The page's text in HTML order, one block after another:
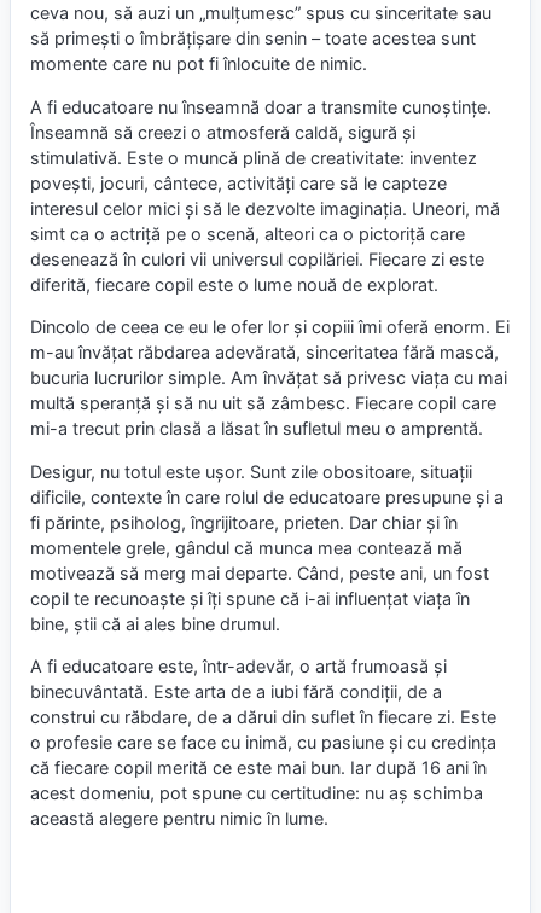
ceva nou, să auzi un „mulțumesc” spus cu sinceritate sau
să primești o îmbrățișare din senin – toate acestea sunt
momente care nu pot fi înlocuite de nimic.
A fi educatoare nu înseamnă doar a transmite cunoștințe.
Înseamnă să creezi o atmosferă caldă, sigură și
stimulativă. Este o muncă plină de creativitate: inventez
povești, jocuri, cântece, activități care să le capteze
interesul celor mici și să le dezvolte imaginația. Uneori, mă
simt ca o actriță pe o scenă, alteori ca o pictoriță care
desenează în culori vii universul copilăriei. Fiecare zi este
diferită, fiecare copil este o lume nouă de explorat.
Dincolo de ceea ce eu le ofer lor și copiii îmi oferă enorm. Ei
m-au învățat răbdarea adevărată, sinceritatea fără mască,
bucuria lucrurilor simple. Am învățat să privesc viața cu mai
multă speranță și să nu uit să zâmbesc. Fiecare copil care
mi-a trecut prin clasă a lăsat în sufletul meu o amprentă.
Desigur, nu totul este ușor. Sunt zile obositoare, situații
dificile, contexte în care rolul de educatoare presupune și a
fi părinte, psiholog, îngrijitoare, prieten. Dar chiar și în
momentele grele, gândul că munca mea contează mă
motivează să merg mai departe. Când, peste ani, un fost
copil te recunoaște și îți spune că i-ai influențat viața în
bine, știi că ai ales bine drumul.
A fi educatoare este, într-adevăr, o artă frumoasă și
binecuvântată. Este arta de a iubi fără condiții, de a
construi cu răbdare, de a dărui din suflet în fiecare zi. Este
o profesie care se face cu inimă, cu pasiune și cu credința
că fiecare copil merită ce este mai bun. Iar după 16 ani în
acest domeniu, pot spune cu certitudine: nu aș schimba
această alegere pentru nimic în lume.